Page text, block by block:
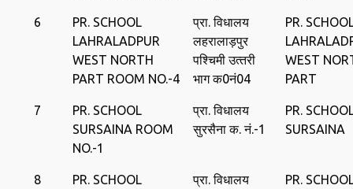
6
PR. SCHOOL
LAHRALADPUR
WEST NORTH
PART ROOM NO.-4
प्रा. विधालय
लहरालाड़पुर
पश्चिमी उत्‍तरी
भाग क0नं04
PR.
WEST
PART
7
PR. SCHOOL
SURSAINA ROOM
NO.-1
प्रा. विधालय
सुरसैना क. नं.-1
PR.
SURSAINA
8
PR. SCHOOL
प्रा. विधालय
PR.